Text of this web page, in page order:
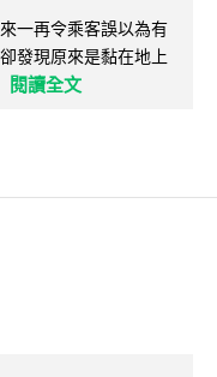
一再令乘客誤以為有
發現原來是黏在地上
閱讀全文